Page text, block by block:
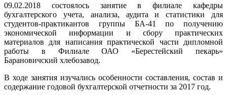
09.02.2018 состоялось занятие в филиале кафедры
бухгалтерского учета, анализа, аудита и статистики для
студентов-практикантов группы БА-41 по получению
экономической информации и сбору практических
материалов для написания практической части дипломной
работы в Филиале ОАО «Берестейский пекарь»
Барановичский хлебозавод.
В ходе занятия изучались особенности составления, состав и
содержание годовой бухгалтерской отчетности за 2017 год.